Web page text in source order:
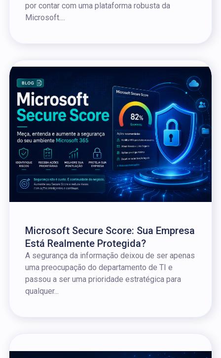
por contar com uma plataforma robusta da
Microsoft....
Microsoft Secure Score: Sua Empresa
Está Realmente Protegida?
A segurança da informação deixou de ser apenas
uma preocupação do departamento de TI e
passou a ser uma prioridade estratégica para
qualquer...